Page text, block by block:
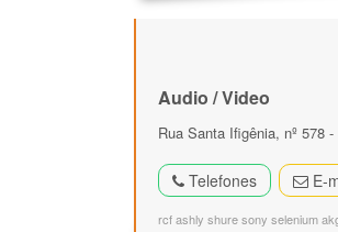
Audio / Video
Rua Santa Ifigênia, nº 578
Telefones E-
rcf ashly shure sony selenium